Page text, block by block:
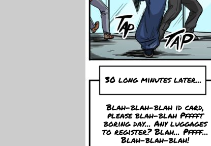
30 long minutes later...
Blah-blah-blah id card,
please blah-blah Pfffft
boring day... Any luggages
to register? Blah... Pffff...
Blah-blah-blah!